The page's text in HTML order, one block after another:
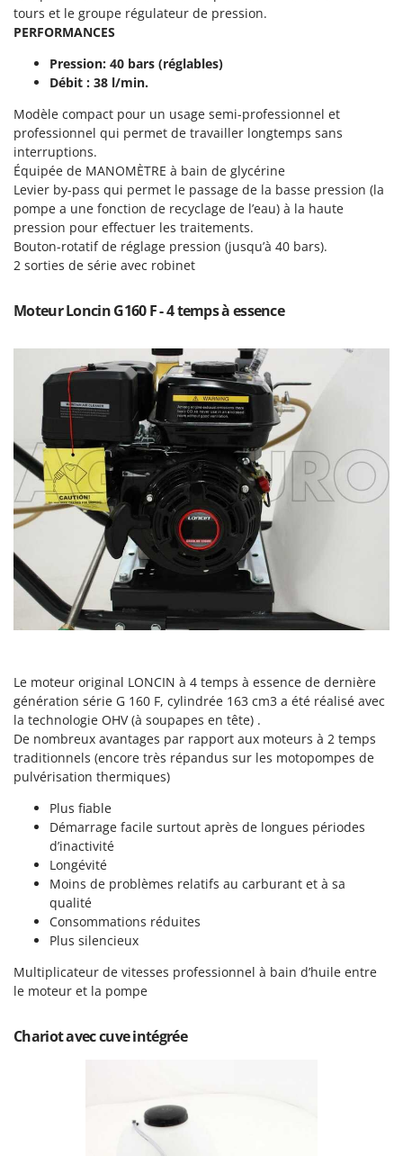
Tondeuses autoportées
Tondeuses débroussailleuses thermiques
Trancheuses
Trancheuses de sol
Transpalettes
Treuils de débardage
Tronçonneuses
V
Vêtements de Sécurité
Vibroculteurs à tracteur
Lampacrescia - MGM
Landxcape
LAR Casalinghi
Lavor
Linea VZ
Lisam
Lotusgrill
M
M.A.I.BO.
Macom
Makita
Marcato
Marina Systems
Master
Mastercook
Masterpro
McCulloch
Michelin
Minox
Mockmill
MOSA
MOVA
Mowox
MTD
New O.M.R.A.
Nilfisk
Ninja
Novatec
Novital
NuovaFac
O
Officine Savioli
tours et le groupe régulateur de pression.
PERFORMANCES
Pression: 40 bars (réglables)
Débit : 38 l/min.
Modèle compact pour un usage semi-professionnel et
professionnel qui permet de travailler longtemps sans
interruptions.
Équipée de MANOMÈTRE à bain de glycérine
Levier by-pass qui permet le passage de la basse pression (la
pompe a une fonction de recyclage de l’eau) à la haute
pression pour effectuer les traitements.
Bouton-rotatif de réglage pression (jusqu’à 40 bars).
2 sorties de série avec robinet
Moteur Loncin G160 F - 4 temps à essence
Le moteur original LONCIN à 4 temps à essence de dernière
génération série G 160 F, cylindrée 163 cm3 a été réalisé avec
la technologie OHV (à soupapes en tête) .
De nombreux avantages par rapport aux moteurs à 2 temps
traditionnels (encore très répandus sur les motopompes de
pulvérisation thermiques)
Plus fiable
Démarrage facile surtout après de longues périodes
d’inactivité
Longévité
Moins de problèmes relatifs au carburant et à sa
qualité
Consommations réduites
Plus silencieux
Multiplicateur de vitesses professionnel à bain d’huile entre
le moteur et la pompe
Chariot avec cuve intégrée